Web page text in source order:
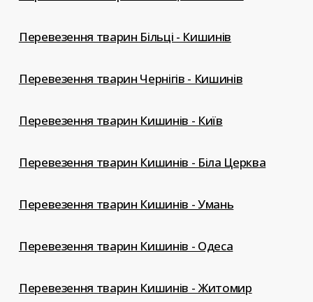
Перевезення тварин Більці - Кишинів
Перевезення тварин Чернігів - Кишинів
Перевезення тварин Кишинів - Київ
Перевезення тварин Кишинів - Біла Церква
Перевезення тварин Кишинів - Умань
Перевезення тварин Кишинів - Одеса
Перевезення тварин Кишинів - Житомир